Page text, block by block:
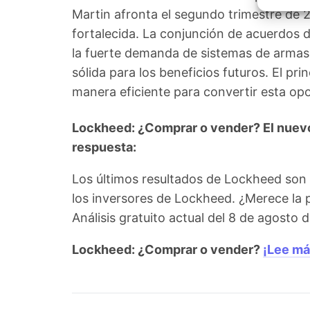
fallos,
Martin afronta el segundo trimestre de
fortalecida. La conjunción de acuerdos
la fuerte demanda de sistemas de
sólida para los beneficios futuros. El
manera eficiente para convertir esta
Lockheed: ¿Comprar o vender? El
respuesta:
Los últimos resultados de Lockheed
los inversores de Lockheed. ¿Merece
Análisis gratuito actual del 8 de agosto
Lockheed: ¿Comprar o vender? ¡Lee